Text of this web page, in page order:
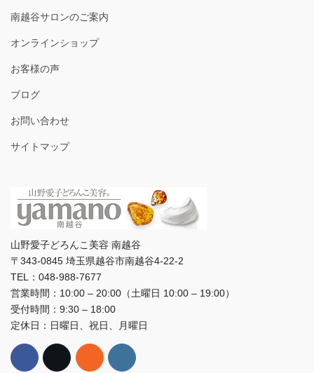
南越谷サロンのご案内
オンラインショップ
お客様の声
ブログ
お問い合わせ
サイトマップ
山野愛子どろんこ美容 南越谷
〒343-0845 埼玉県越谷市南越谷4-22-2
TEL：048-988-7677
営業時間：10:00 – 20:00（土曜日 10:00 – 19:00）
受付時間：9:30 – 18:00
定休日：日曜日、祝日、月曜日